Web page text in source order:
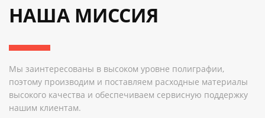
НАША МИССИЯ
Мы заинтересованы в высоком уровне полиграфии,
поэтому производим и поставляем расходные материалы
высокого качества и обеспечиваем сервисную поддержку
нашим клиентам.